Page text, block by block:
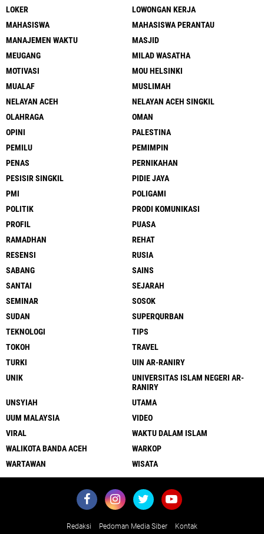
LOKER
LOWONGAN KERJA
MAHASISWA
MAHASISWA PERANTAU
MANAJEMEN WAKTU
MASJID
MEUGANG
MILAD WASATHA
MOTIVASI
MOU HELSINKI
MUALAF
MUSLIMAH
NELAYAN ACEH
NELAYAN ACEH SINGKIL
OLAHRAGA
OMAN
OPINI
PALESTINA
PEMILU
PEMIMPIN
PENAS
PERNIKAHAN
PESISIR SINGKIL
PIDIE JAYA
PMI
POLIGAMI
POLITIK
PRODI KOMUNIKASI
PROFIL
PUASA
RAMADHAN
REHAT
RESENSI
RUSIA
SABANG
SAINS
SANTAI
SEJARAH
SEMINAR
SOSOK
SUDAN
SUPERQURBAN
TEKNOLOGI
TIPS
TOKOH
TRAVEL
TURKI
UIN AR-RANIRY
UNIK
UNIVERSITAS ISLAM NEGERI AR-
RANIRY
UNSYIAH
UTAMA
UUM MALAYSIA
VIDEO
VIRAL
WAKTU DALAM ISLAM
WALIKOTA BANDA ACEH
WARKOP
WARTAWAN
WISATA
Redaksi Pedoman Media Siber Kontak